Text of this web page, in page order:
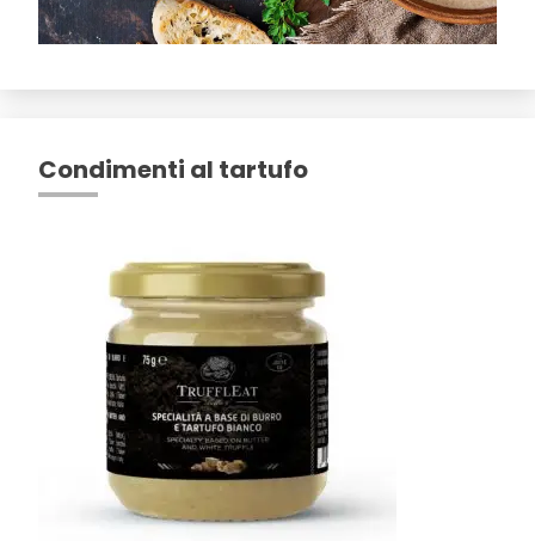
Condimenti al tartufo